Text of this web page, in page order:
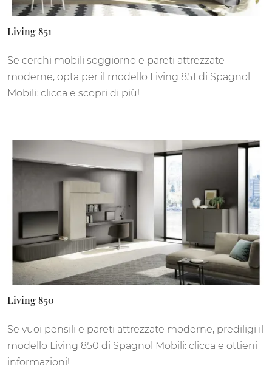
Living 851
Se cerchi mobili soggiorno e pareti attrezzate
moderne, opta per il modello Living 851 di Spagnol
Mobili: clicca e scopri di più!
Living 850
Se vuoi pensili e pareti attrezzate moderne, prediligi il
modello Living 850 di Spagnol Mobili: clicca e ottieni
informazioni!